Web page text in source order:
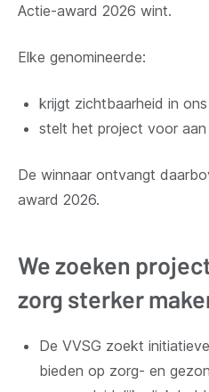
Actie-award 2026 wint.
Elke genomineerde:
krijgt zichtbaarheid in ons
stelt het project voor aan
De winnaar ontvangt
award 2026.
We zoeken
zorg sterker
De VVSG zoekt
bieden op zorg- en